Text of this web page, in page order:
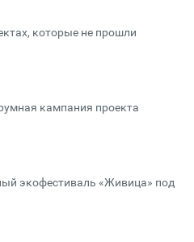
которые не прошли
кампания проекта
экофестиваль «Живица» под